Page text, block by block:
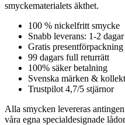
smyckematerialets äkthet.
100 % nickelfritt smycke
Snabb leverans: 1-2 dagar
Gratis presentförpackning
99 dagars full returrätt
100% säker betalning
Svenska märken &
Trustpilot 4,7/5 stjärnor
Alla smycken levereras
våra egna specialdesignade